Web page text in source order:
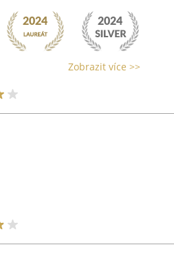
Zobrazit více >>